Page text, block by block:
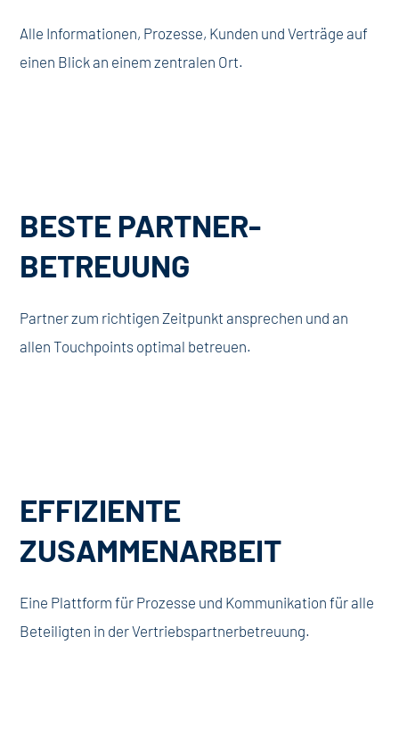
Alle Informationen, Prozesse, Kunden und Verträge auf
einen Blick an einem zentralen Ort.
BESTE PARTNER-
BETREUUNG
Partner zum richtigen Zeitpunkt ansprechen und an
allen Touchpoints optimal betreuen.
EFFIZIENTE
ZUSAMMENARBEIT
Eine Plattform für Prozesse und Kommunikation für alle
Beteiligten in der Vertriebspartnerbetreuung.